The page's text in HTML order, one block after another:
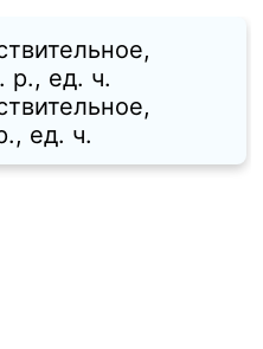
p., ед. ч.
ед. ч.